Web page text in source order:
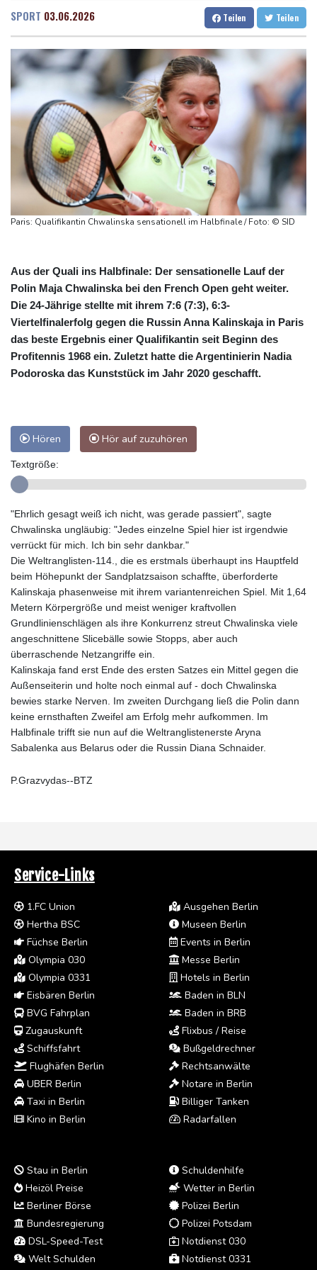
Dresden
Wien
26 °C
Baden-Baden
21 °C
in Ceuta
Mindestens zehn Tote bei Angriffen der pro-iranischen Huthis im
Jemen
US-Senat stimmt für verschärfte Sanktionen gegen Russland
US-Gericht setzt Bau von Trumps Ballsaal aus - Präsident
kündigt Berufung an
Direkt-ICE Berlin-Paris bleibt wegen Technikproblemen vorerst
unterbrochen
Selenskyj erstmals seit Beginn von Ukraine-Krieg nach Serbien
gereist
SPORT 03.06.2026 Teilen Teilen
Paris: Qualifikantin Chwalinska sensationell im Halbfinale / Foto: © SID
Aus der Quali ins Halbfinale: Der sensationelle Lauf der
Polin Maja Chwalinska bei den French Open geht weiter.
Die 24-Jährige stellte mit ihrem 7:6 (7:3), 6:3-
Viertelfinalerfolg gegen die Russin Anna Kalinskaja in Paris
das beste Ergebnis einer Qualifikantin seit Beginn des
Profitennis 1968 ein. Zuletzt hatte die Argentinierin Nadia
Podoroska das Kunststück im Jahr 2020 geschafft.
Hören Hör auf zuzuhören
Textgröße:
"Ehrlich gesagt weiß ich nicht, was gerade passiert", sagte
Chwalinska ungläubig: "Jedes einzelne Spiel hier ist irgendwie
verrückt für mich. Ich bin sehr dankbar."
Die Weltranglisten-114., die es erstmals überhaupt ins Hauptfeld
beim Höhepunkt der Sandplatzsaison schaffte, überforderte
Kalinskaja phasenweise mit ihrem variantenreichen Spiel. Mit 1,64
Metern Körpergröße und meist weniger kraftvollen
Grundlinienschlägen als ihre Konkurrenz streut Chwalinska viele
angeschnittene Slicebälle sowie Stopps, aber auch
überraschende Netzangriffe ein.
Kalinskaja fand erst Ende des ersten Satzes ein Mittel gegen die
Außenseiterin und holte noch einmal auf - doch Chwalinska
bewies starke Nerven. Im zweiten Durchgang ließ die Polin dann
keine ernsthaften Zweifel am Erfolg mehr aufkommen. Im
Halbfinale trifft sie nun auf die Weltranglistenerste Aryna
Sabalenka aus Belarus oder die Russin Diana Schnaider.
P.Grazvydas--BTZ
Service-Links
1.FC Union
Hertha BSC
Füchse Berlin
Olympia 030
Olympia 0331
Eisbären Berlin
BVG Fahrplan
Zugauskunft
Schiffsfahrt
Flughäfen Berlin
UBER Berlin
Taxi in Berlin
Kino in Berlin
Ausgehen Berlin
Museen Berlin
Events in Berlin
Messe Berlin
Hotels in Berlin
Baden in BLN
Baden in BRB
Flixbus / Reise
Bußgeldrechner
Rechtsanwälte
Notare in Berlin
Billiger Tanken
Radarfallen
Stau in Berlin
Heizöl Preise
Berliner Börse
Bundesregierung
DSL-Speed-Test
Welt Schulden
Schuldenhilfe
Wetter in Berlin
Polizei Berlin
Polizei Potsdam
Notdienst 030
Notdienst 0331